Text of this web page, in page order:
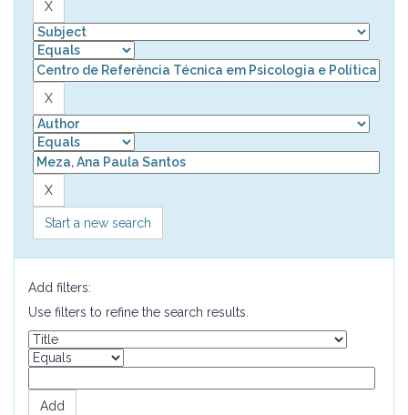
Start a new search
Add filters:
Use filters to refine the search results.